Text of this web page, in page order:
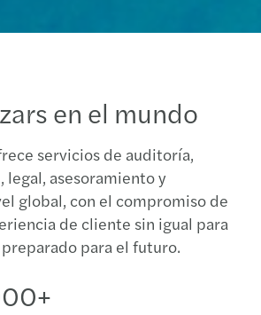
en el mundo
servicios de auditoría,
legal, asesoramiento y
global, con el compromiso de
de cliente sin igual para
para el futuro.